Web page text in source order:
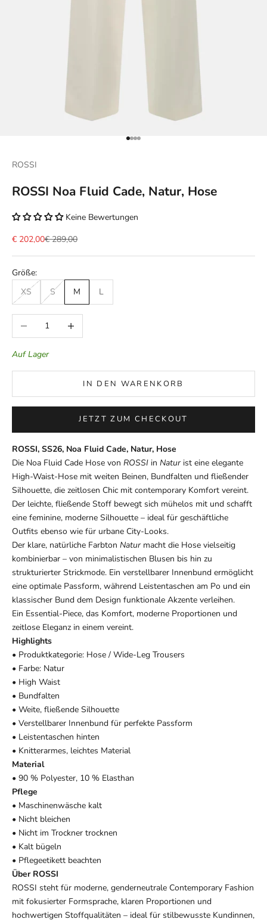
Gehe zu Element 1
Gehe zu Element 2
Gehe zu Element 3
Gehe zu Element 4
ROSSI
ROSSI Noa Fluid Cade, Natur, Hose
Keine Bewertungen
Angebot
€ 202,00Regulärer Preis
€ 289,00
Größe:
XS
S M L
Anzahl verringernAnzahl erhöhen
Auf Lager
IN DEN WARENKORB
JETZT ZUM CHECKOUT
ROSSI, SS26, Noa Fluid Cade, Natur, Hose
Die Noa Fluid Cade Hose von ROSSI in Naturist eine elegante
High-Waist-Hose mit weiten Beinen, Bundfalten und fließender
Silhouette, die zeitlosen Chic mit contemporary Komfort vereint.
Der leichte, fließende Stoff bewegt sich mühelos mit und schafft
eine feminine, moderne Silhouette – ideal für geschäftliche
Outfits ebenso wie für urbane City-Looks.
Der klare, natürliche Farbton Naturmacht die Hose vielseitig
kombinierbar – von minimalistischen Blusen bis hin zu
strukturierter Strickmode. Ein verstellbarer Innenbund ermöglicht
eine optimale Passform, während Leistentaschen am Po und ein
klassischer Bund dem Design funktionale Akzente verleihen.
Ein Essential-Piece, das Komfort, moderne Proportionen und
zeitlose Eleganz in einem vereint.
Highlights
• Produktkategorie: Hose / Wide-Leg Trousers
• Farbe: Natur
• High Waist
• Bundfalten
• Weite, fließende Silhouette
• Verstellbarer Innenbund für perfekte Passform
• Leistentaschen hinten
• Knitterarmes, leichtes Material
Material
• 90 % Polyester, 10 % Elasthan
Pflege
• Maschinenwäsche kalt
• Nicht bleichen
• Nicht im Trockner trocknen
• Kalt bügeln
• Pflegeetikett beachten
Über ROSSI
ROSSI steht für moderne, genderneutrale Contemporary Fashion
mit fokusierter Formsprache, klaren Proportionen und
hochwertigen Stoffqualitäten – ideal für stilbewusste Kundinnen,